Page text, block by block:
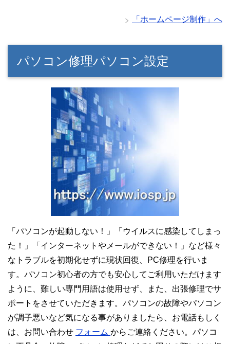
「ホームページ制作」へ
パソコン修理パソコン設定
「パソコンが起動しない！」「ウイルスに感染してしまっ
た！」「インターネットやメールができない！」など様々
なトラブルを初期化せずに現状回復、PC修理を行いま
す。パソコン初心者の方でも安心してご利用いただけます
ように、難しい専門用語は使用せず、また、出張修理でサ
ポートをさせていただきます。パソコンの故障やパソコン
が調子悪いなど気になる事がありましたら、お電話もしく
は、お問い合わせ フォーム からご連絡ください。パソコ